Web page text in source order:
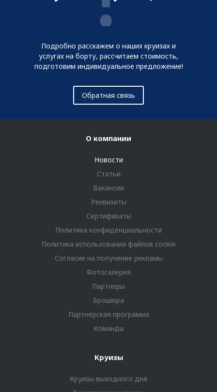
Подробно расскажем о наших круизах и
услугах на борту, рассчитаем стоимость,
подготовим индивидуальное предложение!
Обратная связь
О компании
Новости
Статьи
Вакансии
Реквизиты
Сертификаты
Политика конфиденциальности
Политика использования файлов cookie
Согласие на получение рекламы
Фотогалерея
Партнеры
Брошюра
Партнёрская программа
Команда
Круизы
Круизы выходного дня